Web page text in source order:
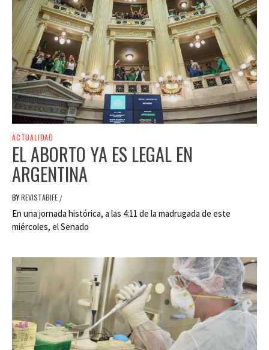
ACTUALIDAD
EL ABORTO YA ES LEGAL EN
ARGENTINA
BYREVISTABIFE /
En una jornada histórica, a las 4:11 de la madrugada de este
miércoles, el Senado